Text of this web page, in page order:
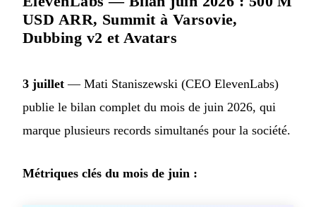
USD ARR, Summit à Varsovie,
Dubbing v2 et Avatars
3 juillet — Mati Staniszewski (CEO ElevenLabs)
publie le bilan complet du mois de juin 2026, qui
marque plusieurs records simultanés pour la société.
Métriques clés du mois de juin :